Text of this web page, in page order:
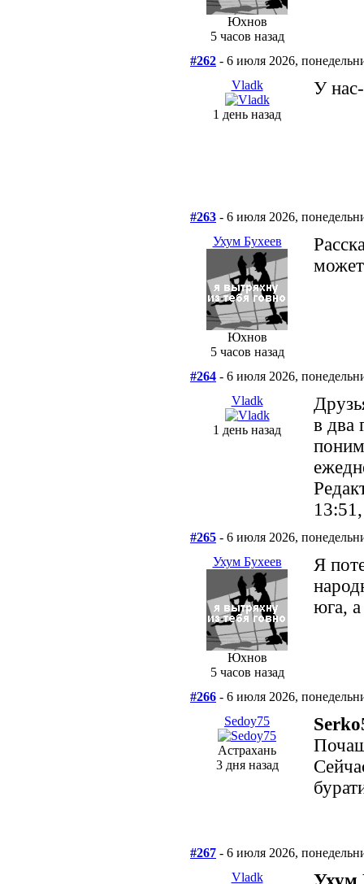
Юхнов
5 часов назад
#262 - 6 июля 2026,
Vladk
1 день назад
У
#263 - 6 июля 2026,
Ухум Бухеев
Юхнов
5 часов назад
может
#264 - 6 июля 2026,
Vladk
1 день назад
в два
#265 - 6 июля 2026,
Ухум Бухеев
Юхнов
5 часов назад
Я
юга,
#266 - 6 июля 2026,
Sedoy75
Астрахань
3 дня назад
#267 - 6 июля 2026,
Vladk